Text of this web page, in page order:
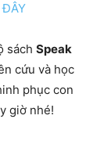
ĐÂY
sách Speak
cứu và học
phục con
giờ nhé!